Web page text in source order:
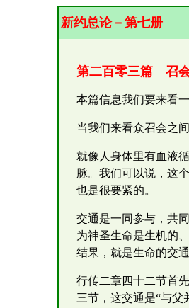
新约总论－第七册
第二百零三篇 召
本篇信息我们要来看
当我们来看众召会之
就像人身体里有血液
脉。我们可以说，这
也是很要紧的。
交通是一同参与，共
为神圣生命是生机的
结果，就是生命的交通
行传二章四十二节首
三节，这交通是“与